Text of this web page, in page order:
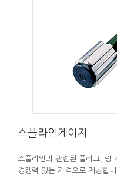
스플라인게이지
스플라인과 관련된 플러그, 링
경쟁력 있는 가격으로 제공합니